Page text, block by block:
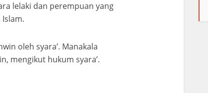
lelaki dan perempuan yang
oleh syara’. Manakala
mengikut hukum syara’.